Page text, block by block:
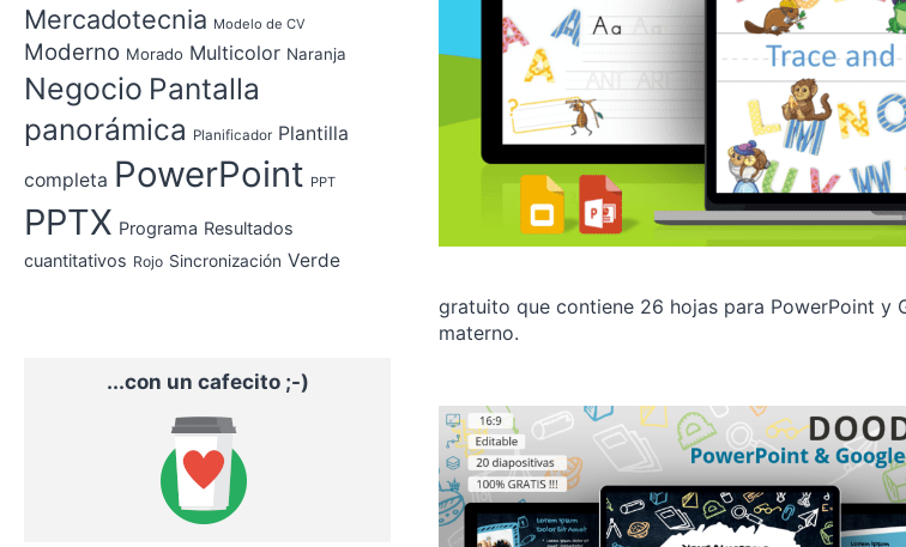
gratuito que contiene 26 hojas para PowerPoint y
materno.
Mercadotecnia Modelo de CV
Moderno Morado Multicolor Naranja
Negocio Pantalla
panorámica Planificador Plantilla
completa PowerPoint PPT
PPTX Programa Resultados
cuantitativos Rojo Sincronización Verde
...con un cafecito ;-)